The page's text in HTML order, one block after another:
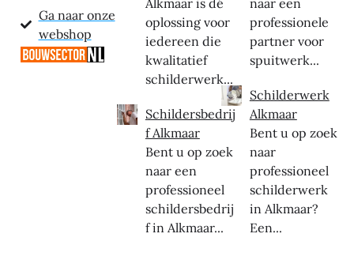
Ga naar onze
webshop
Alkmaar is dé
oplossing voor
iedereen die
kwalitatief
schilderwerk...
Schildersbedrij
f Alkmaar
Bent u op zoek
naar een
professioneel
schildersbedrij
f in Alkmaar...
naar een
professionele
partner voor
spuitwerk...
Schilderwerk
Alkmaar
Bent u op zoek
naar
professioneel
schilderwerk
in Alkmaar?
Een...